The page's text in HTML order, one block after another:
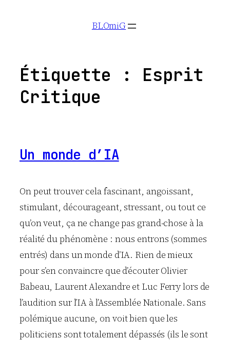
BLOmiG
Étiquette : Esprit
Critique
Un monde d’IA
On peut trouver cela fascinant, angoissant,
stimulant, décourageant, stressant, ou tout ce
qu’on veut, ça ne change pas grand-chose à la
réalité du phénomène : nous entrons (sommes
entrés) dans un monde d’IA. Rien de mieux
pour s’en convaincre que d’écouter Olivier
Babeau, Laurent Alexandre et Luc Ferry lors de
l’audition sur l’IA à l’Assemblée Nationale. Sans
polémique aucune, on voit bien que les
politiciens sont totalement dépassés (ils le sont